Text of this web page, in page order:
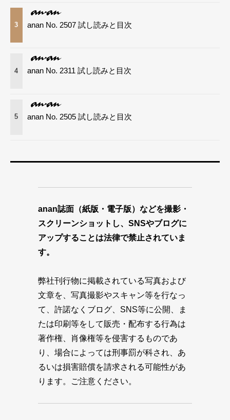
3 anan No. 2507 試し読みと目次
4 anan No. 2311 試し読みと目次
5 anan No. 2505 試し読みと目次
anan誌面（紙版・電子版）などを撮影・
スクリーンショットし、SNSやブログに
アップすることは法律で禁止されていま
す。
弊社刊行物に掲載されている写真および
文章を、写真撮影やスキャン等を行なっ
て、許諾なくブログ、SNS等に公開、ま
たは印刷等をして販売・配布する行為は
著作権、肖像権等を侵害するものであ
り、場合によっては刑事罰が科され、あ
るいは損害賠償を請求される可能性があ
ります。ご注意ください。